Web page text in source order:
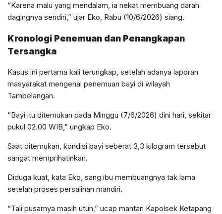
“Karena malu yang mendalam, ia nekat membuang darah
dagingnya sendiri,” ujar Eko, Rabu (10/6/2026) siang.
Kronologi Penemuan dan Penangkapan
Tersangka
Kasus ini pertama kali terungkap, setelah adanya laporan
masyarakat mengenai penemuan bayi di wilayah
Tambelangan.
“Bayi itu ditemukan pada Minggu (7/6/2026) dini hari, sekitar
pukul 02.00 WIB,” ungkap Eko.
Saat ditemukan, kondisi bayi seberat 3,3 kilogram tersebut
sangat memprihatinkan.
Diduga kuat, kata Eko, sang ibu membuangnya tak lama
setelah proses persalinan mandiri.
“Tali pusarnya masih utuh,” ucap mantan Kapolsek Ketapang